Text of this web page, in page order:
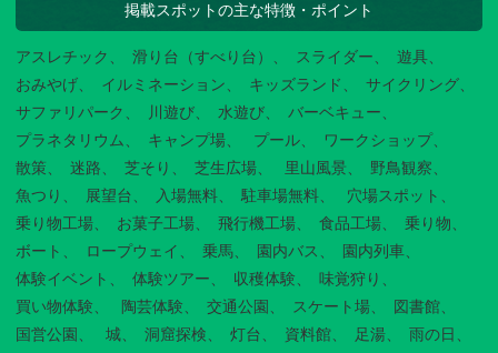
掲載スポットの主な特徴・ポイント
アスレチック 滑り台（すべり台） スライダー
遊具
おみやげ
イルミネーション キッズランド
サイクリング
サファリパーク
川遊び 水遊び
バーベキュー
プラネタリウム
キャンプ場 プール
ワークショップ
散策
迷路 芝そり 芝生広場 里山風景
野鳥観察
魚つり
展望台 入場無料 駐車場無料
穴場スポット
乗り物工場
お菓子工場 飛行機工場 食品工場
乗り物
ボート
ロープウェイ 乗馬 園内バス
園内列車
体験イベント
体験ツアー 収穫体験
味覚狩り
買い物体験
陶芸体験 交通公園 スケート場
図書館
国営公園
城 洞窟探検 灯台 資料館 足湯 雨の日